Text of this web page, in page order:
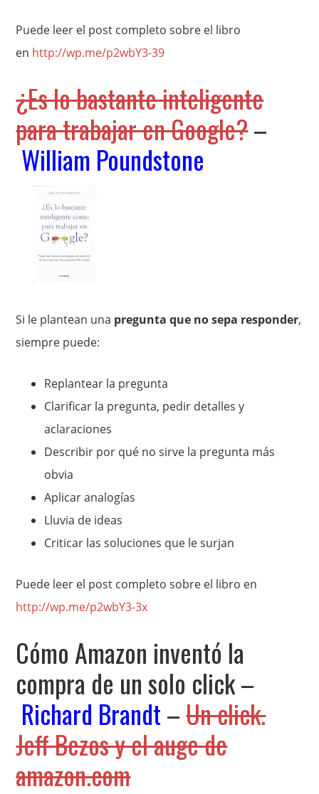
Puede leer el post completo sobre el libro
en http://wp.me/p2wbY3-39
¿Es lo bastante inteligente
para trabajar en Google?–
William Poundstone
Si le plantean una pregunta que no sepa responder,
siempre puede:
Replantear la pregunta
Clarificar la pregunta, pedir detalles y
aclaraciones
Describir por qué no sirve la pregunta más
obvia
Aplicar analogías
Lluvia de ideas
Criticar las soluciones que le surjan
Puede leer el post completo sobre el libro en
http://wp.me/p2wbY3-3x
Cómo Amazon inventó la
compra de un solo click –
Richard Brandt–Un click.
Jeff Bezos y el auge de
amazon.com